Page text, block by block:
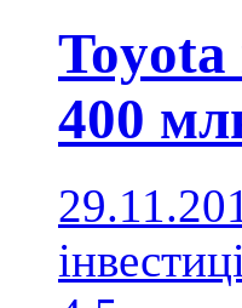
Toyota
400